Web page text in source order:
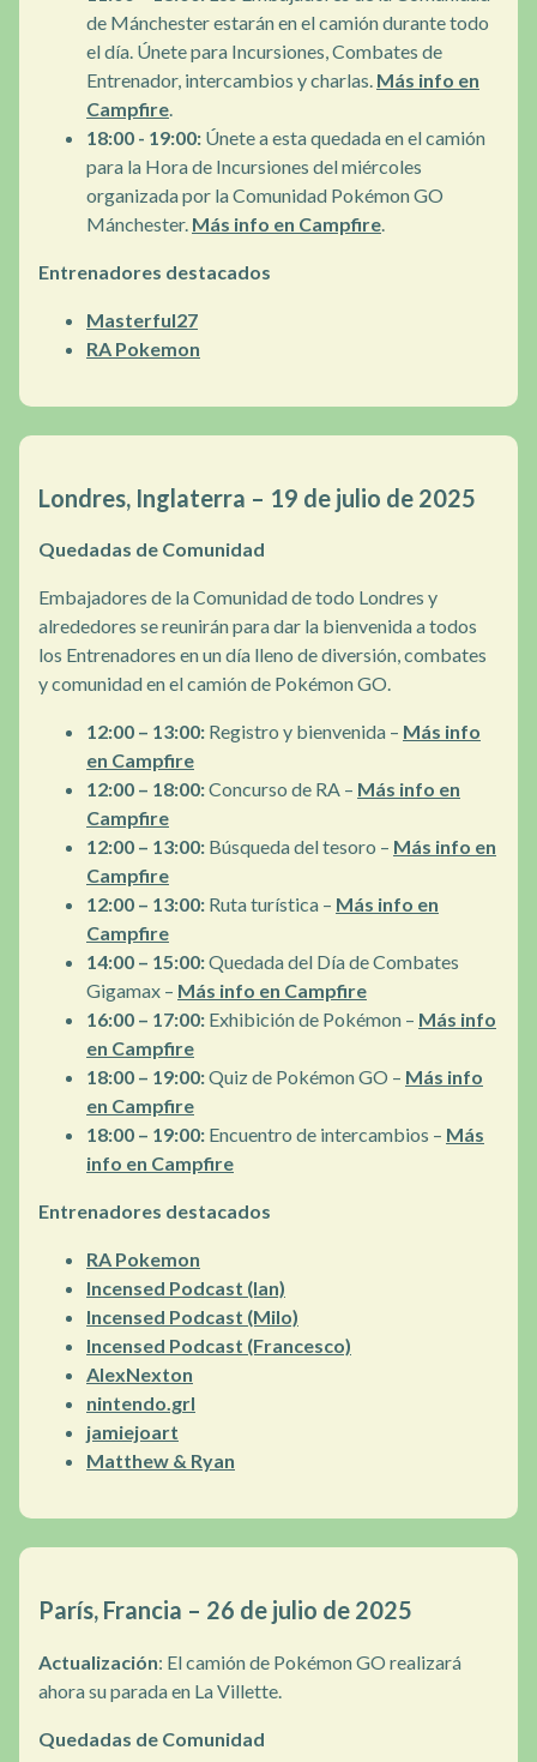
de Mánchester estarán en el camión durante todo
el día. Únete para Incursiones, Combates de
Entrenador, intercambios y charlas. Más info en
Campfire.
18:00 - 19:00: Únete a esta quedada en el camión
para la Hora de Incursiones del miércoles
organizada por la Comunidad Pokémon GO
Mánchester. Más info en Campfire.
Entrenadores destacados
Masterful27
RA Pokemon
Londres, Inglaterra – 19 de julio de 2025
Quedadas de Comunidad
Embajadores de la Comunidad de todo Londres y
alrededores se reunirán para dar la bienvenida a todos
los Entrenadores en un día lleno de diversión, combates
y comunidad en el camión de Pokémon GO.
12:00 – 13:00: Registro y bienvenida – Más info
en Campfire
12:00 – 18:00:Concurso de RA – Más info en
Campfire
12:00 – 13:00: Búsqueda del tesoro – Más info en
Campfire
12:00 – 13:00: Ruta turística – Más info en
Campfire
14:00 – 15:00:Quedada del Día de Combates
Gigamax – Más info en Campfire
16:00 – 17:00: Exhibición de Pokémon – Más info
en Campfire
18:00 – 19:00:Quiz de Pokémon GO – Más info
en Campfire
18:00 – 19:00: Encuentro de intercambios – Más
info en Campfire
Entrenadores destacados
RA Pokemon
Incensed Podcast (Ian)
Incensed Podcast (Milo)
Incensed Podcast (Francesco)
AlexNexton
nintendo.grl
jamiejoart
Matthew & Ryan
París, Francia – 26 de julio de 2025
Actualización: El camión de Pokémon GO realizará
ahora su parada en La Villette.
Quedadas de Comunidad